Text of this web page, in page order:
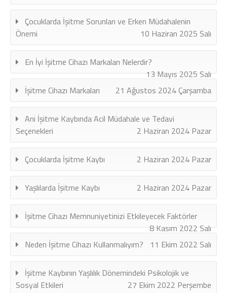
Çocuklarda İşitme Sorunları ve Erken Müdahalenin
Önemi
10 Haziran 2025 Salı
En İyi İşitme Cihazı Markaları Nelerdir?
13 Mayıs 2025 Salı
İşitme Cihazı Markaları
21 Ağustos 2024 Çarşamba
Ani İşitme Kaybında Acil Müdahale ve Tedavi
Seçenekleri
2 Haziran 2024 Pazar
Çocuklarda İşitme Kaybı 2 Haziran 2024 Pazar
Yaşlılarda İşitme Kaybı 2 Haziran 2024 Pazar
İşitme Cihazı Memnuniyetinizi Etkileyecek Faktörler
8 Kasım 2022 Salı
Neden İşitme Cihazı Kullanmalıyım?
11 Ekim 2022 Salı
İşitme Kaybının Yaşlılık Dönemindeki Psikolojik ve
Sosyal Etkileri
27 Ekim 2022 Perşembe